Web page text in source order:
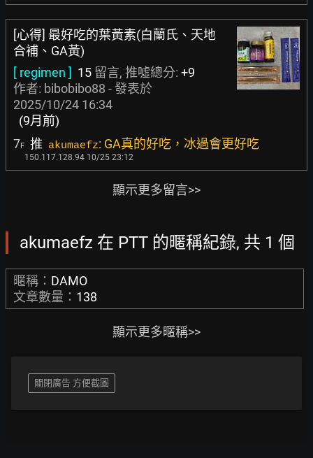
[心得] 最好吃的葉黃素(白蘭氏、天地
合補、GA黃)
[ regimen ] 15 留言, 推噓總分: +9
作者: bibobibo88 - 發表於
2025/10/24 16:34
(9月前)
7F 推 akumaefz: GA真的好吃，冰過會更好吃
150.117.128.94 10/25 23:12
顯示更多留言>>
akumaefz 在 PTT 的暱稱紀錄, 共 1 個
暱稱： DAMO
文章數量： 138
顯示更多暱稱>>
關閉廣告 方便截圖